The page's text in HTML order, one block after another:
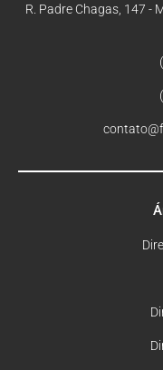
R. Padre Chagas, 147 -